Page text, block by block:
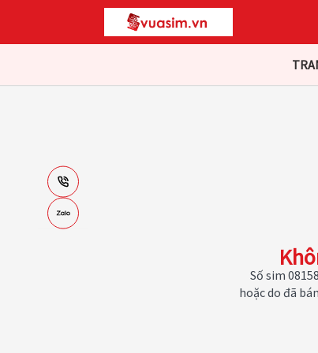
Số sim
hoặc do đã